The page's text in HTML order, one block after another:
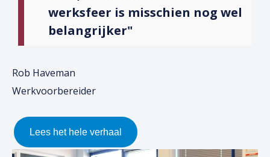
werksfeer is misschien nog wel
belangrijker"
Rob Haveman
Werkvoorbereider
Lees het hele verhaal